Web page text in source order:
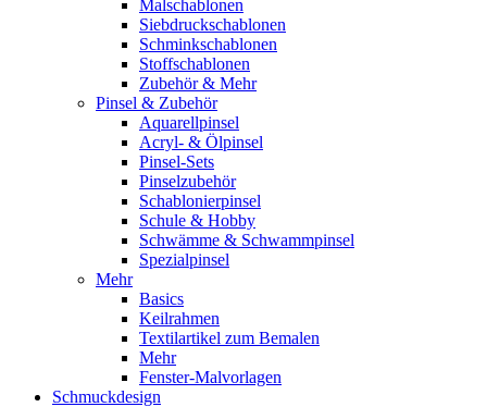
Malschablonen
Siebdruckschablonen
Schminkschablonen
Stoffschablonen
Zubehör & Mehr
Pinsel & Zubehör
Aquarellpinsel
Acryl- & Ölpinsel
Pinsel-Sets
Pinselzubehör
Schablonierpinsel
Schule & Hobby
Schwämme & Schwammpinsel
Spezialpinsel
Mehr
Basics
Keilrahmen
Textilartikel zum Bemalen
Mehr
Fenster-Malvorlagen
Schmuckdesign